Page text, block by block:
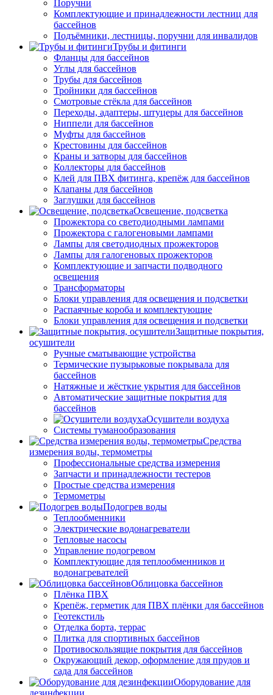
Поручни
Комплектующие и принадлежности лестниц для
бассейнов
Подъёмники, лестницы, поручни для инвалидов
Трубы и фитинги
Фланцы для бассейнов
Углы для бассейнов
Трубы для бассейнов
Тройники для бассейнов
Смотровые стёкла для бассейнов
Переходы, адаптеры, штуцеры для бассейнов
Ниппели для бассейнов
Муфты для бассейнов
Крестовины для бассейнов
Краны и затворы для бассейнов
Коллекторы для бассейнов
Клей для ПВХ фитинга, крепёж для бассейнов
Клапаны для бассейнов
Заглушки для бассейнов
Освещение, подсветка
Прожектора со светодиодными лампами
Прожектора с галогеновыми лампами
Лампы для светодиодных прожекторов
Лампы для галогеновых прожекторов
Комплектующие и запчасти подводного
освещения
Трансформаторы
Блоки управления для освещения и подсветки
Распаячные короба и комплектующие
Блоки управления для освещения и подсветки
Защитные покрытия,
осушители
Ручные сматывающие устройства
Термические пузырьковые покрывала для
бассейнов
Натяжные и жёсткие укрытия для бассейнов
Автоматические защитные покрытия для
бассейнов
Осушители воздуха
Системы туманообразования
Средства
измерения воды, термометры
Профессиональные средства измерения
Запчасти и принадлежности тестеров
Простые средства измерения
Термометры
Подогрев воды
Теплообменники
Электрические водонагреватели
Тепловые насосы
Управление подогревом
Комплектующие для теплообменников и
водонагревателей
Облицовка бассейнов
Плёнка ПВХ
Крепёж, герметик для ПВХ плёнки для бассейнов
Геотекстиль
Отделка борта, террас
Плитка для спортивных бассейнов
Противоскользящие покрытия для бассейнов
Окружающий декор, оформление для прудов и
сада для бассейнов
Оборудование для
дезинфекции